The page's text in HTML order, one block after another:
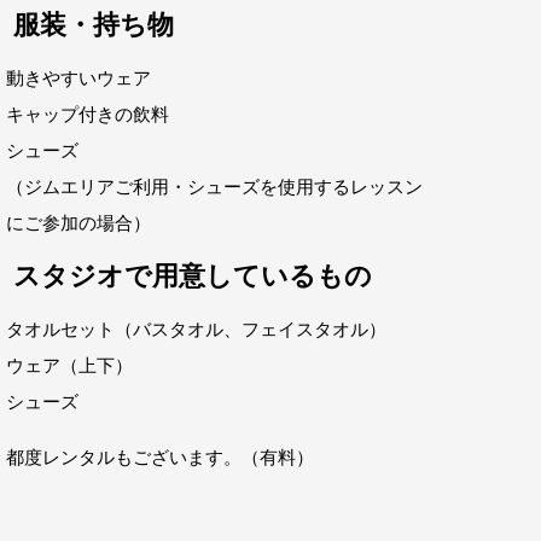
服装・持ち物
動きやすいウェア
キャップ付きの飲料
シューズ
（ジムエリアご利用・シューズを使用するレッスン
にご参加の場合）
スタジオで用意しているもの
タオルセット（バスタオル、フェイスタオル）
ウェア（上下）
シューズ
都度レンタルもございます。（有料）